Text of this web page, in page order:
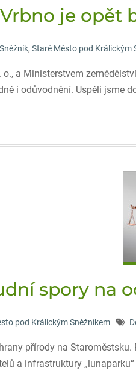
je opět
, Staré Město pod Králickým
a Ministerstvem
i odůvodnění. Uspěli jsme
spory na
pod Králickým Sněžníkem
přírody na
a infrastruktury